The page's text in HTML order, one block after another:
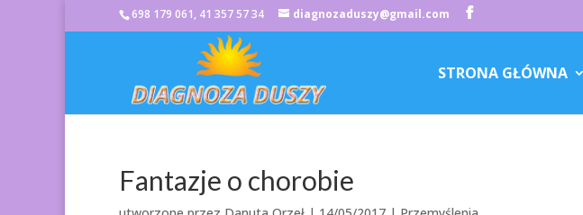
698 179 061, 41 357 57 34 diagnozaduszy@gmail.com
STRONA GŁÓWNA
Fantazje o chorobie